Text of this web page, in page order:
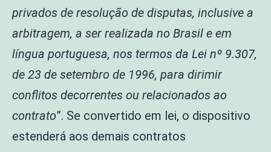
privados de resolução de disputas, inclusive a
arbitragem, a ser realizada no Brasil e em
língua portuguesa, nos termos da Lei nº 9.307,
de 23 de setembro de 1996, para dirimir
conflitos decorrentes ou relacionados ao
contrato”. Se convertido em lei, o dispositivo
estenderá aos demais contratos